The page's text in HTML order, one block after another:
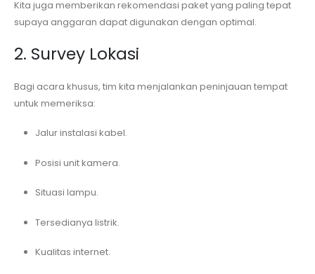
Kita juga memberikan rekomendasi paket yang paling tepat
supaya anggaran dapat digunakan dengan optimal.
2. Survey Lokasi
Bagi acara khusus, tim kita menjalankan peninjauan tempat
untuk memeriksa:
Jalur instalasi kabel.
Posisi unit kamera.
Situasi lampu.
Tersedianya listrik.
Kualitas internet.